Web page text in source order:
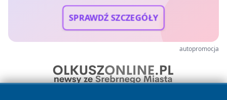
SPRAWDŹ SZCZEGÓŁY
autopromocja